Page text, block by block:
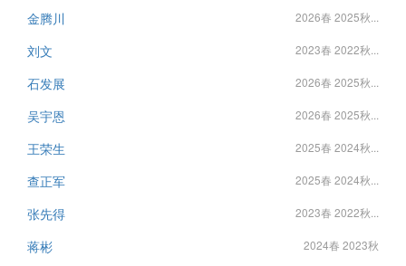
金腾川 2026春 2025秋...
刘文 2023春 2022秋...
石发展 2026春 2025秋...
吴宇恩 2026春 2025秋...
王荣生 2025春 2024秋...
查正军 2025春 2024秋...
张先得 2023春 2022秋...
蒋彬 2024春 2023秋